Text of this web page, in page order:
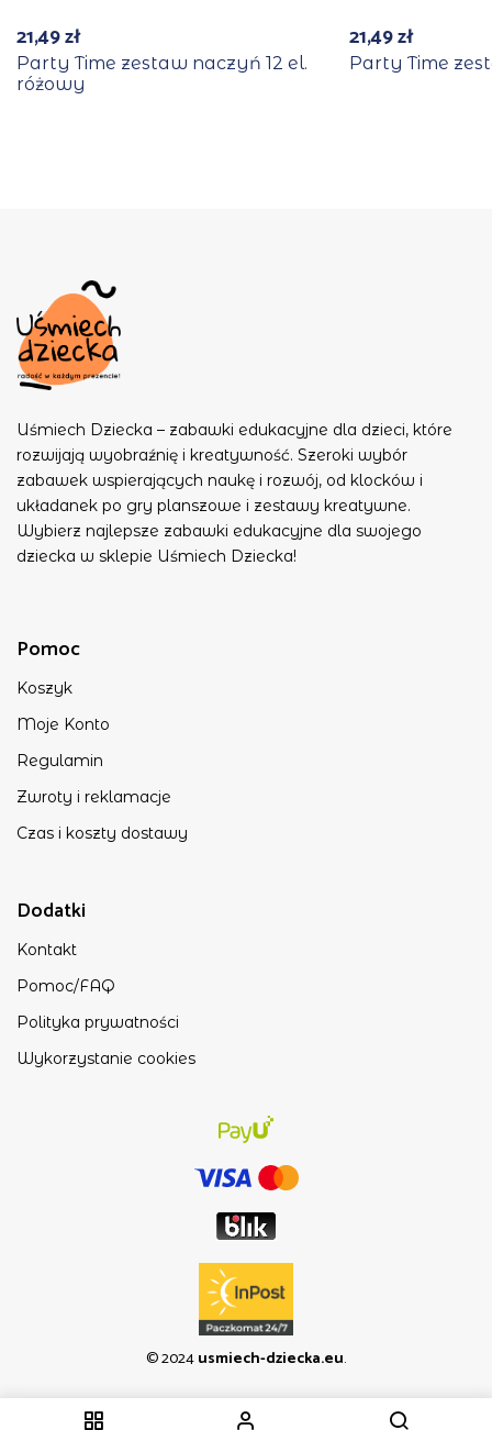
21,49zł
Party Time zestaw naczyń 12 el.
różowy
21,49zł
Party Time
Pomoc
Koszyk
Moje Konto
Regulamin
Zwroty i reklamacje
Czas i koszty dostawy
Uśmiech Dziecka – zabawki edukacyjne dla dzieci, które
rozwijają wyobraźnię i kreatywność. Szeroki wybór
zabawek wspierających naukę i rozwój, od klocków i
układanek po gry planszowe i zestawy kreatywne.
Wybierz najlepsze zabawki edukacyjne dla swojego
dziecka w sklepie Uśmiech Dziecka!
Dodatki
Kontakt
Pomoc/FAQ
Polityka prywatności
Wykorzystanie cookies
© 2024usmiech-dziecka.eu.